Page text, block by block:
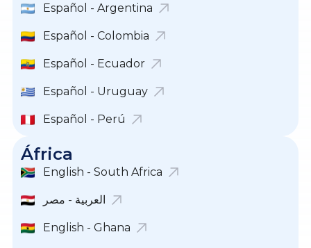
Español - Argentina
Español - Colombia
Español - Ecuador
Español - Uruguay
Español - Perú
África
English - South Africa
English - Ghana